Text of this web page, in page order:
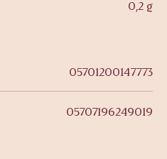
0,2 g
05701200147773
05707196249019